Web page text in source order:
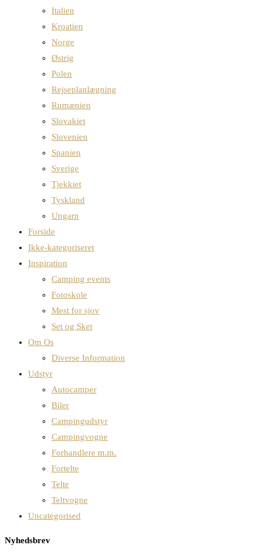
Italien
Kroatien
Norge
Østrig
Polen
Rejseplanlægning
Rumænien
Slovakiet
Slovenien
Spanien
Sverige
Tjekkiet
Tyskland
Ungarn
Forside
Ikke-kategoriseret
Inspiration
Camping events
Fotoskole
Mest for sjov
Set og Sket
Om Os
Diverse Information
Udstyr
Autocamper
Biler
Campingudstyr
Campingvogne
Forhandlere m.m.
Fortelte
Telte
Teltvogne
Uncategorised
Nyhedsbrev